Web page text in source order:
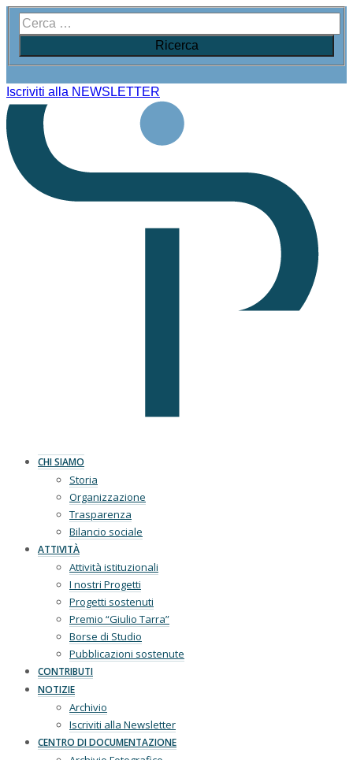
Iscriviti alla NEWSLETTER
CHI SIAMO
Storia
Organizzazione
Trasparenza
Bilancio sociale
ATTIVITÀ
Attività istituzionali
I nostri Progetti
Progetti sostenuti
Premio “Giulio Tarra”
Borse di Studio
Pubblicazioni sostenute
CONTRIBUTI
NOTIZIE
Archivio
Iscriviti alla Newsletter
CENTRO DI DOCUMENTAZIONE